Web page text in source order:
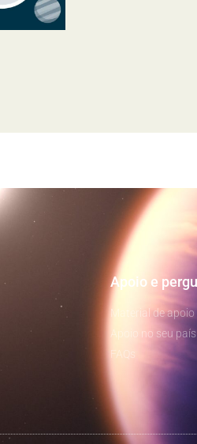
Apoio e
Material de
Apoio no seu país
FAQs